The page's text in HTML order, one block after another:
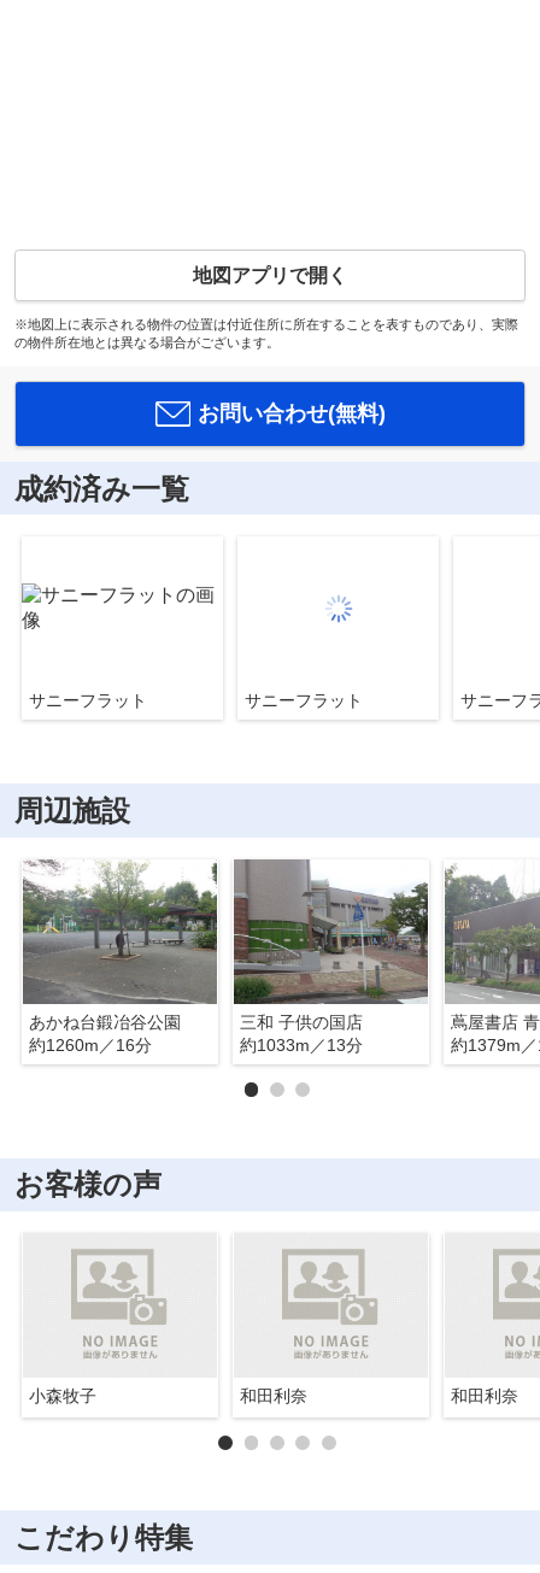
地図アプリで開く
※地図上に表示される物件の位置は付近住所に所在することを表すものであり、実際
の物件所在地とは異なる場合がございます。
お問い合わせ(無料)
成約済み一覧
サニーフラット サニーフラット サニーフ
周辺施設
あかね台鍛冶谷公園
約1260m／16分
三和 子供の国店
約1033m／13分
蔦屋書店
約1379m
お客様の声
小森牧子 和田利奈 和田利奈
こだわり特集